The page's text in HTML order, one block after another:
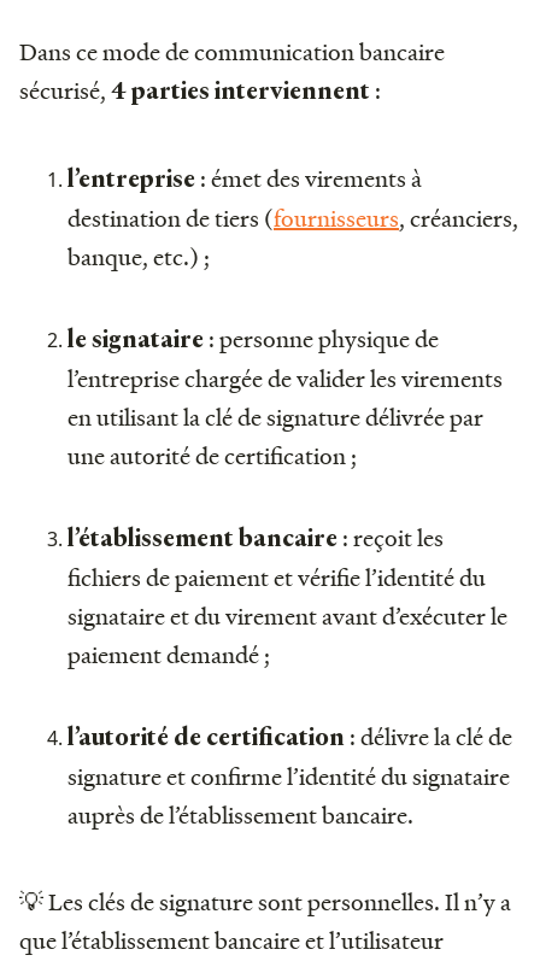
Dans ce mode de communication bancaire
sécurisé, 4 parties interviennent :
l’entreprise : émet des virements à
destination de tiers (fournisseurs, créanciers,
banque, etc.) ;
le signataire : personne physique de
l’entreprise chargée de valider les virements
en utilisant la clé de signature délivrée par
une autorité de certification ;
l’établissement bancaire : reçoit les
fichiers de paiement et vérifie l’identité du
signataire et du virement avant d’exécuter le
paiement demandé ;
l’autorité de certification : délivre la clé de
signature et confirme l’identité du signataire
auprès de l’établissement bancaire.
💡 Les clés de signature sont personnelles. Il n’y a
que l’établissement bancaire et l’utilisateur